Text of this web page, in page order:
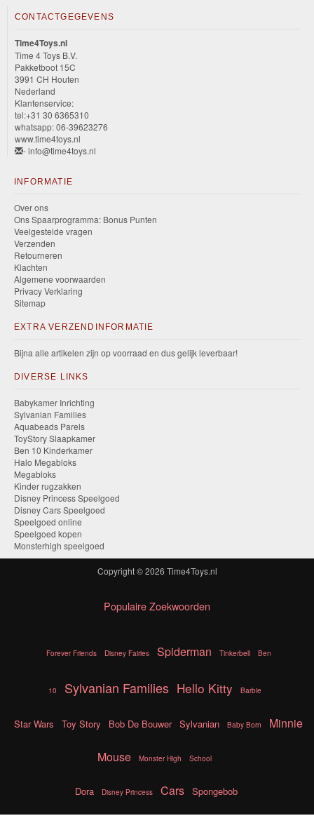
CONTACTGEGEVENS
Time4Toys.nl
Time 4 Toys B.V.
Pakketboot 15C
3991 CH Houten
Nederland
Klantenservice:
tel:+31 30 6365310
whatsapp: 06-39623276
www.time4toys.nl
- info@time4toys.nl
INFORMATIE
Over ons
Ons Spaarprogramma: Bonus Punten
Veelgestelde vragen
Verzenden
Retourneren
Klachten
Algemene voorwaarden
Privacy Verklaring
Sitemap
EXTRA VERZENDINFORMATIE
Bijna alle artikelen zijn op voorraad en dus gelijk leverbaar!
DIVERSE LINKS
Babykamer Inrichting
Sylvanian Families
Aquabeads Parels
ToyStory Slaapkamer
Ben 10 Kinderkamer
Halo Megabloks
Megabloks
Kinder rugzakken
Disney Princess Speelgoed
Disney Cars Speelgoed
Speelgoed online
Speelgoed kopen
Monsterhigh speelgoed
Copyright © 2026 Time4Toys.nl
Populaire Zoekwoorden
Forever Friends Disney Fairies Spiderman Tinkerbell Ben
10 Sylvanian Families Hello Kitty Barbie
Star Wars Toy Story Bob De Bouwer Sylvanian Baby Born Minnie
Mouse Monster High School
Dora Disney Princess Cars Spongebob